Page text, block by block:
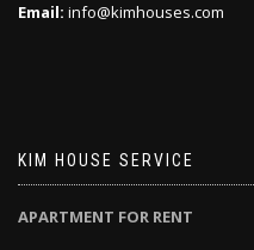
Email: info@kimhouses.com
KIM HOUSE SERVICE
APARTMENT FOR RENT